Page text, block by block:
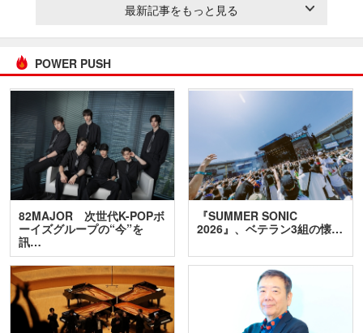
最新記事をもっと見る
POWER PUSH
82MAJOR 次世代K-POPボ
ーイズグループの“今”を
訊…
『SUMMER SONIC
2026』、ベテラン3組の懐…